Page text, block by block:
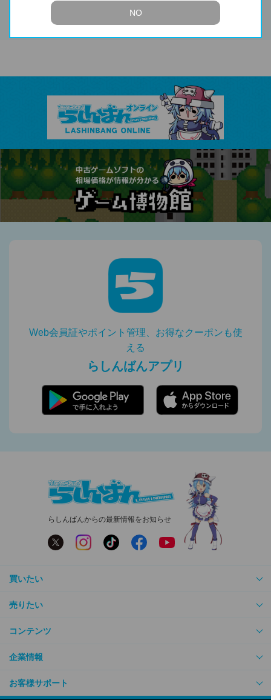
コミケSP'09冬コミ・
コミケSP'10夏コミ・
NO
Web会員証やポイント管理、お得なクーポンも使
える
らしんばんアプリ
らしんばんからの最新情報をお知らせ
買いたい
売りたい
コンテンツ
企業情報
お客様サポート